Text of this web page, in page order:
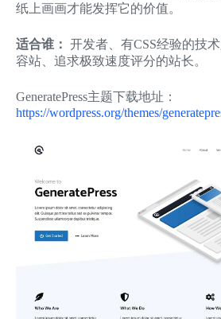
纸上画画才能发挥它的价值。
适合谁： 开发者、有CSS经验的技
容站、追求极致速度评分的站长。
GeneratePress主题下载地址：
https://wordpress.org/themes/